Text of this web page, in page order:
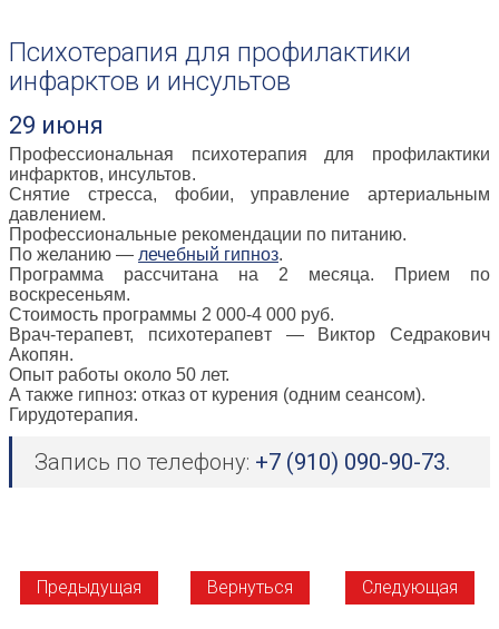
Психотерапия для профилактики
инфарктов и инсультов
29 июня
Профессиональная психотерапия для профилактики
инфарктов, инсультов.
Снятие стресса, фобии, управление артериальным
давлением.
Профессиональные рекомендации по питанию.
По желанию — лечебный гипноз.
Программа рассчитана на 2 месяца. Прием по
воскресеньям.
Стоимость программы 2 000-4 000 руб.
Врач-терапевт, психотерапевт — Виктор Седракович
Акопян.
Опыт работы около 50 лет.
А также гипноз: отказ от курения (одним сеансом).
Гирудотерапия.
Запись по телефону: +7 (910) 090-90-73.
Предыдущая Вернуться Следующая